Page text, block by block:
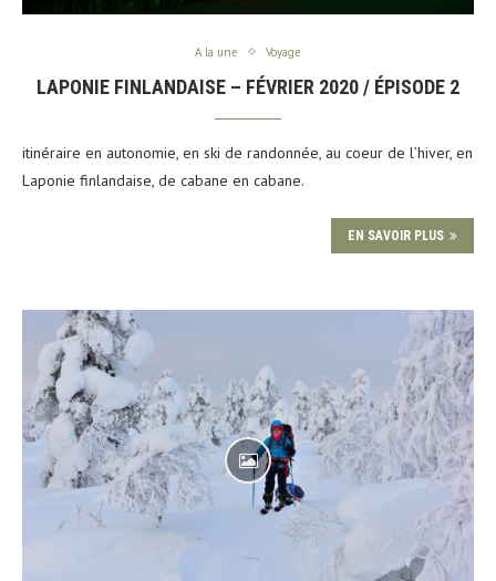
A la une Voyage
LAPONIE FINLANDAISE – FÉVRIER 2020 / ÉPISODE 2
itinéraire en autonomie, en ski de randonnée, au coeur de l’hiver, en
Laponie finlandaise, de cabane en cabane.
EN SAVOIR PLUS